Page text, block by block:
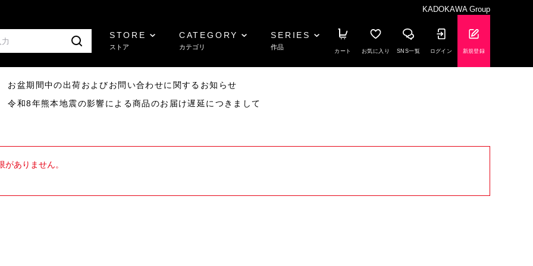
KADOKAWA Group
STORE
ストア
CATEGORY
カテゴリ
SERIES
作品
カート お気に入り SNS一覧 ログイン 新規登録
盆期間中の出荷およびお問い合わせに関するお知らせ
和8年熊本地震の影響による商品のお届け遅延につきまして
ありません。